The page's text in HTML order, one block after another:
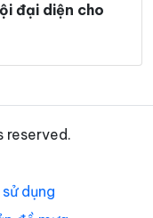
Xuyên
Phú
đại diện cho
reserved.
dụng